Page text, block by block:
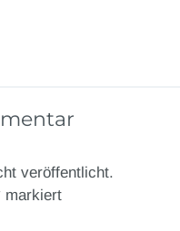
veröffentlicht.
markiert